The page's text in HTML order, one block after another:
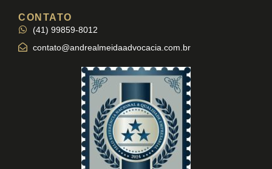
CONTATO
(41) 99859-8012
contato@andrealmeidaadvocacia.com.br